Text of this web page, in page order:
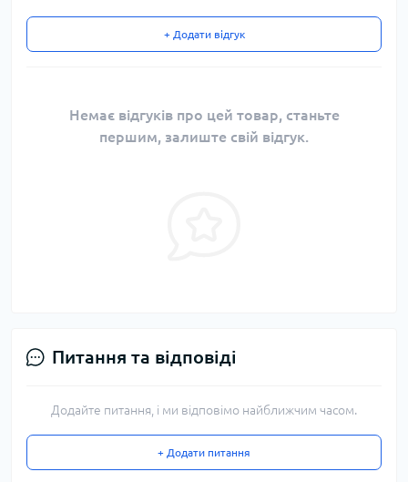
+ Додати відгук
Немає відгуків про цей товар, станьте
першим, залиште свій відгук.
Питання та відповіді
Додайте питання, і ми відповімо найближчим часом.
+ Додати питання